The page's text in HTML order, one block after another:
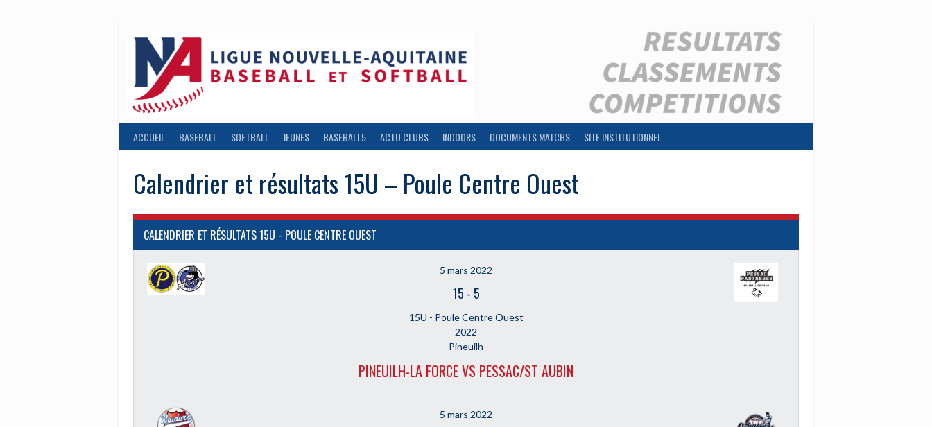
ACCUEIL BASEBALL SOFTBALL JEUNES BASEBALL5 ACTU CLUBS INDOORS DOCUMENTS MATCHS SITE INSTITUTIONNEL
Calendrier et résultats 15U – Poule Centre Ouest
CALENDRIER ET RÉSULTATS 15U - POULE CENTRE OUEST
5 mars 2022
15 - 5
15U - Poule Centre Ouest
2022
Pineuilh
PINEUILH-LA FORCE VS PESSAC/ST AUBIN
5 mars 2022